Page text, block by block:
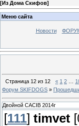
[Из Дома Скифов]
Меню сайта
Новости
Страница 12 из 12 « 1 2
Форум SKIFDOGS »
Двойной CACIB 2014г
[111] timvet